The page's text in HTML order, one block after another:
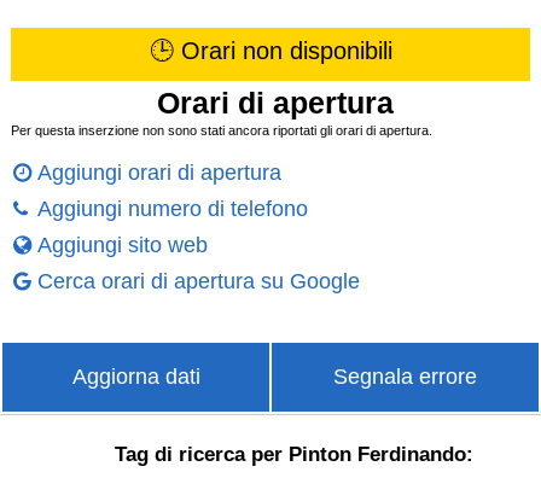
🕒 Orari non disponibili
Orari di apertura
Per questa inserzione non sono stati ancora riportati gli orari di apertura.
Aggiungi orari di apertura
Aggiungi numero di telefono
Aggiungi sito web
Cerca orari di apertura su Google
Aggiorna dati Segnala errore
Tag di ricerca per Pinton Ferdinando: